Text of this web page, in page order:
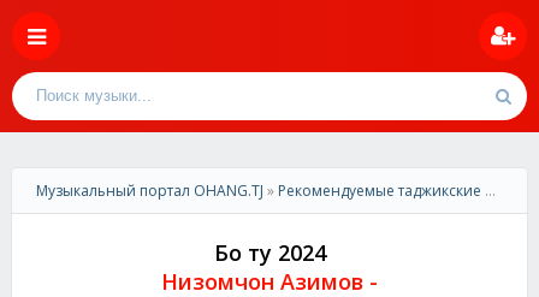
Музыкальный портал OHANG.TJ » Рекомендуемые таджикские песни
Бо ту 2024
Низомчон Азимов -